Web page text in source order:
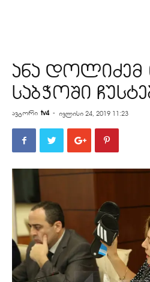
ანა დოლიძემ
საბჭოში
ავტორი tv4 - ივლისი 24, 2019 11:23